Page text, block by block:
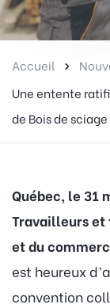
Accueil
Une entente
de Bois de
Québec, le 31
Travailleurs
et du
est heureux
convention